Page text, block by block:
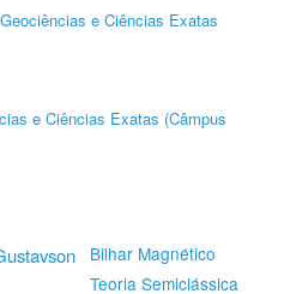
e Ciências Exatas
e Ciências Exatas (Câmpus
Bilhar Magnético
Teoria Semiclássica